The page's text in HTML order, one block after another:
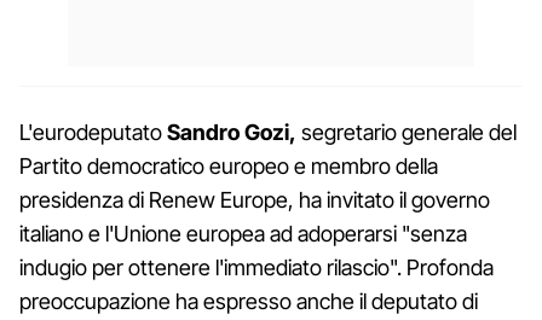
L'eurodeputatoSandro Gozi, segretario generale del
Partito democratico europeo e membro della
presidenza di Renew Europe, ha invitato il governo
italiano e l'Unione europea ad adoperarsi "senza
indugio per ottenere l'immediato rilascio". Profonda
preoccupazione ha espresso anche il deputato di